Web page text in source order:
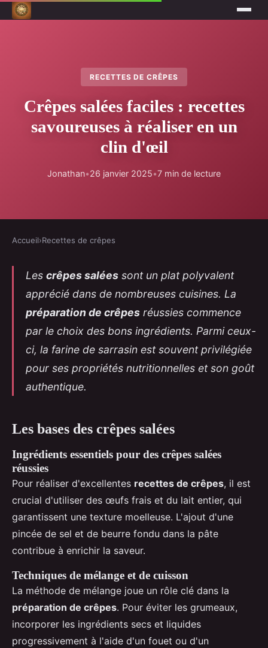
RECETTES DE CRÊPES
Crêpes salées faciles : recettes
savoureuses à réaliser en un
clin d'œil
Jonathan•26 janvier 2025•7 min de lecture
Accueil›Recettes de crêpes
Les crêpes salées sont un plat polyvalent
apprécié dans de nombreuses cuisines. La
préparation de crêpes réussies commence
par le choix des bons ingrédients. Parmi ceux-
ci, la farine de sarrasin est souvent privilégiée
pour ses propriétés nutritionnelles et son goût
authentique.
Les bases des crêpes salées
Ingrédients essentiels pour des crêpes salées
réussies
Pour réaliser d'excellentes recettes de crêpes, il est
crucial d'utiliser des œufs frais et du lait entier, qui
garantissent une texture moelleuse. L'ajout d'une
pincée de sel et de beurre fondu dans la pâte
contribue à enrichir la saveur.
Techniques de mélange et de cuisson
La méthode de mélange joue un rôle clé dans la
préparation de crêpes. Pour éviter les grumeaux,
incorporer les ingrédients secs et liquides
progressivement à l'aide d'un fouet ou d'un